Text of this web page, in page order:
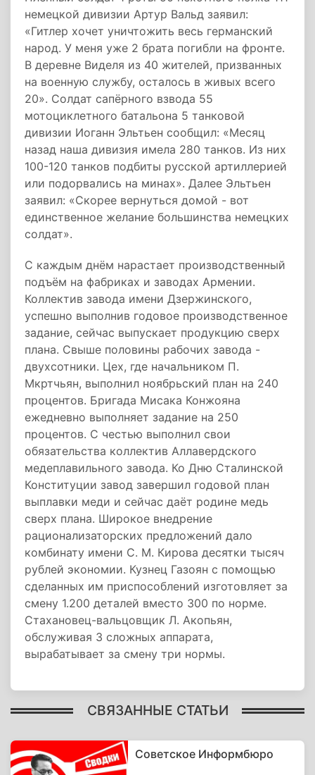
немецкой дивизии Артур Вальд заявил:
«Гитлер хочет уничтожить весь германский
народ. У меня уже 2 брата погибли на фронте.
В деревне Виделя из 40 жителей, призванных
на военную службу, осталось в живых всего
20». Солдат сапёрного взвода 55
мотоциклетного батальона 5 танковой
дивизии Иоганн Эльтьен сообщил: «Месяц
назад наша дивизия имела 280 танков. Из них
100-120 танков подбиты русской артиллерией
или подорвались на минах». Далее Эльтьен
заявил: «Скорее вернуться домой - вот
единственное желание большинства немецких
солдат».
С каждым днём нарастает производственный
подъём на фабриках и заводах Армении.
Коллектив завода имени Дзержинского,
успешно выполнив годовое производственное
задание, сейчас выпускает продукцию сверх
плана. Свыше половины рабочих завода -
двухсотники. Цех, где начальником П.
Мкртчьян, выполнил ноябрьский план на 240
процентов. Бригада Мисака Конжояна
ежедневно выполняет задание на 250
процентов. С честью выполнил свои
обязательства коллектив Аллавердского
медеплавильного завода. Ко Дню Сталинской
Конституции завод завершил годовой план
выплавки меди и сейчас даёт родине медь
сверх плана. Широкое внедрение
рационализаторских предложений дало
комбинату имени С. М. Кирова десятки тысяч
рублей экономии. Кузнец Газоян с помощью
сделанных им приспособлений изготовляет за
смену 1.200 деталей вместо 300 по норме.
Стахановец-вальцовщик Л. Акопьян,
обслуживая 3 сложных аппарата,
вырабатывает за смену три нормы.
СВЯЗАННЫЕ СТАТЬИ
Советское Информбюро